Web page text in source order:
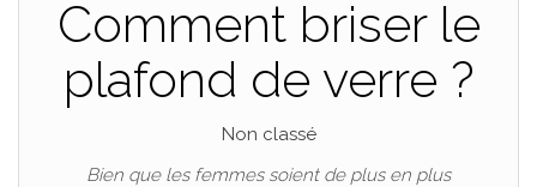
Comment briser le
plafond de verre ?
Non classé
Bien que les femmes soient de plus en plus